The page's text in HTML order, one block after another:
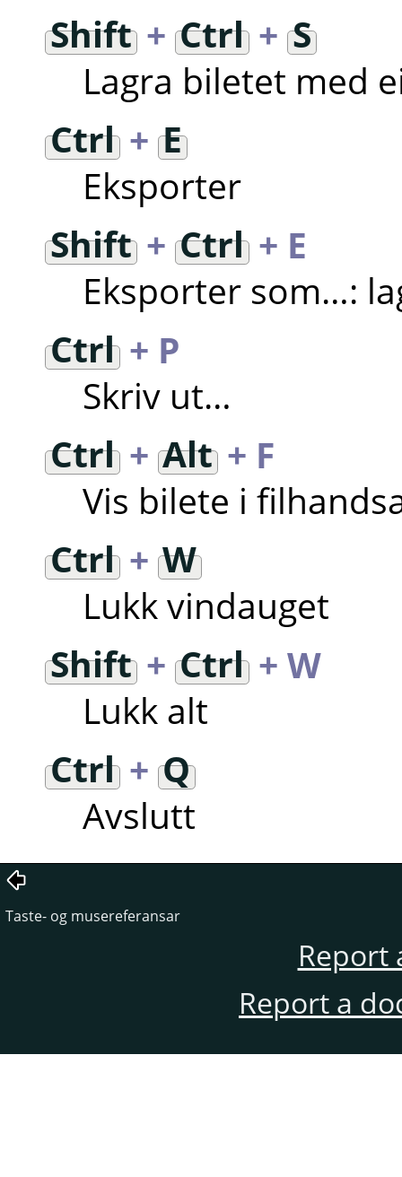
Shift+ Ctrl +S
Lagra biletet med
Ctrl+ E
Eksporter
Shift+ Ctrl + E
Eksporter som…:
Ctrl+ P
Skriv ut…
Ctrl+ Alt + F
Vis bilete i
Ctrl+ W
Lukk vindauget
Shift+ Ctrl + W
Lukk alt
Ctrl+ Q
Avslutt
Taste- og musereferansar
Report
Report a